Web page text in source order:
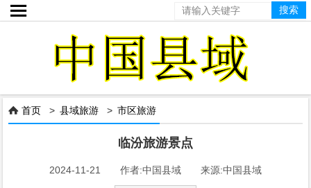

 首页 >县域旅游 >市区旅游
临汾旅游景点
2024-11-21 作者:中国县域 来源:中国县域